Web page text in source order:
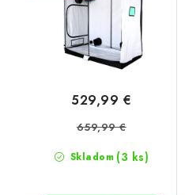
Skladom (3 ks)
529,99 €
659,99 €